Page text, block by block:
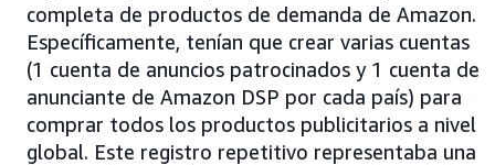
completa de productos de demanda de Amazon.
Específicamente, tenían que crear varias cuentas
(1 cuenta de anuncios patrocinados y 1 cuenta de
anunciante de Amazon DSP por cada país) para
comprar todos los productos publicitarios a nivel
global. Este registro repetitivo representaba una